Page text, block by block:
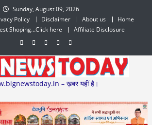
Sunday, August 09, 2026
Policy Disclaimer About us
Home
Shoping…Click here
Affiliate Disclosure
– ख़बर यहीं है।